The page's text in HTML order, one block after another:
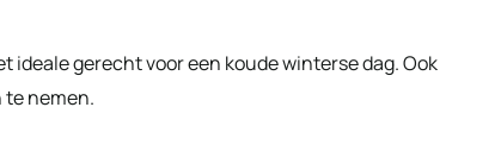
ideale gerecht voor een koude winterse dag. Ook
nemen.